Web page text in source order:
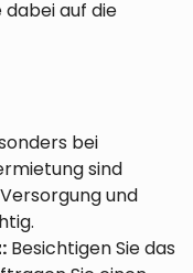
auf die
bei
sind
und
Besichtigen Sie das